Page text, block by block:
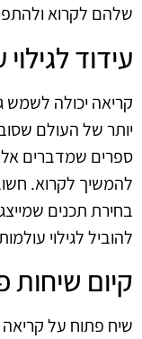
שלהם לקרוא
עידוד
קריאה יכולה לשמש
יותר של העולם
ספרים שמדברים
להמשיך לקרוא.
בחירת תכנים
להוביל לגילוי
קיום שיחות
שיח פתוח על קריאה